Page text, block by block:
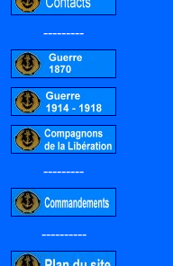
---------
---------
----------